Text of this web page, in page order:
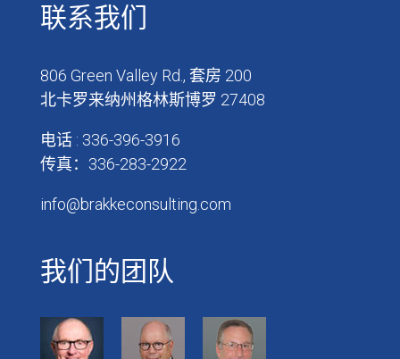
联系我们
806 Green Valley Rd., 套房 200
北卡罗来纳州格林斯博罗 27408
电话 : 336-396-3916
传真：336-283-2922
info@brakkeconsulting.com
我们的团队